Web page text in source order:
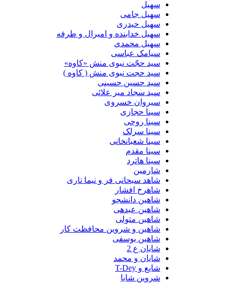
سهیل جامی
سهیل حیدری
سهیل خدابنده و امیرال و طرفه
سهیل محمدی
سیامک عباسی
سید حجّت نبوی منش «کاوه»
سید حجت نبوی منش ( کاوه )
سید حسین حسینى
سید سجاد میر علائی
سیروان خسروی
سینا حجازی
سینا روحی
سینا سرلک
سینا شعبانخانی
سینا مقدم
سینا هاترد
شارمین
شاهد سبحانی فر و نیما تاری
شاهرخ افشار
شاهین دانشجو
شاهین عبدهی
شاهین متولی
شاهین و شروین محافظت کار
شاهین یوسفی
شایان ع 2
شایان و محمد
شایع و T-Dey
شروین شایا